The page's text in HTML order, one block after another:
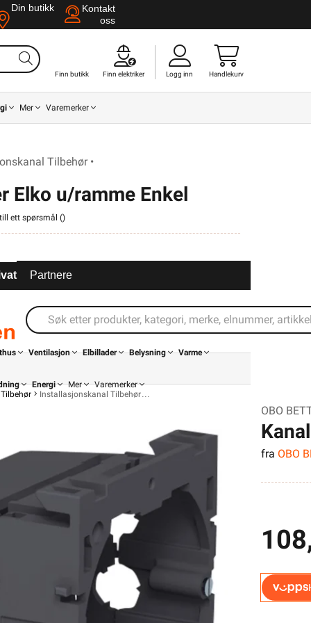
Din butikk
Kontakt
oss
Finn butikk Finn elektriker Logg inn Handlekurv
Mer Varemerker
Tilbehør •
Elko u/ramme Enkel
ett spørsmål ()
Kontakt
Partnere
Ventilasjon Elbillader Belysning Varme
Energi Mer
Varemerker
Installasjonskanal Tilbehør
OBO
fra OBO